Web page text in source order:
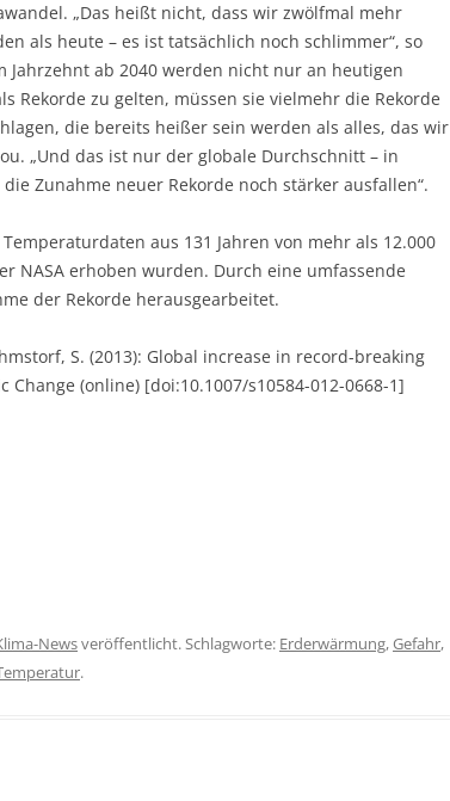
„Das heißt nicht, dass wir zwölfmal mehr
als heute – es ist tatsächlich noch schlimmer“, so
Jahrzehnt ab 2040 werden nicht nur an heutigen
Rekorde zu gelten, müssen sie vielmehr die Rekorde
die bereits heißer sein werden als alles, das wir
„Und das ist nur der globale Durchschnitt – in
Zunahme neuer Rekorde noch stärker ausfallen“.
aus 131 Jahren von mehr als 12.000
NASA erhoben wurden. Durch eine umfassende
der Rekorde herausgearbeitet.
S. (2013): Global increase in record-breaking
(online) [doi:10.1007/s10584-012-0668-1]
Newsveröffentlicht. Schlagworte: Erderwärmung,Gefahr,
.